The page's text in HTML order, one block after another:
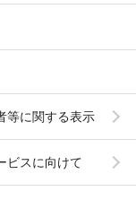
等に関する表示
ビスに向けて